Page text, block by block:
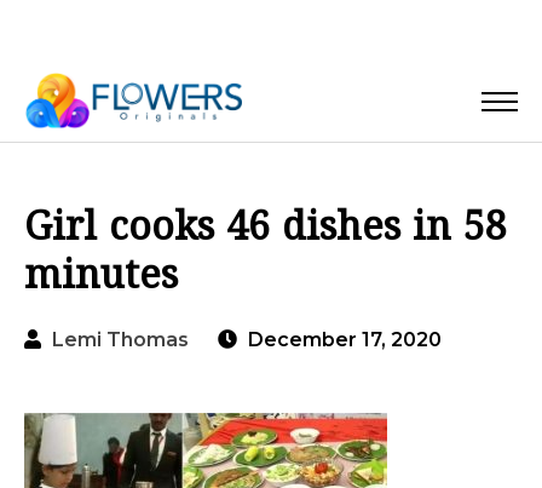
Girl cooks 46 dishes in 58
minutes
Lemi Thomas December 17, 2020